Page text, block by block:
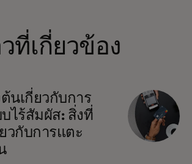
วที่เกี่ยวข้อง
นเกี่ยวกับการ
ไร้สัมผัส: สิ่งที่
วกับการแตะ